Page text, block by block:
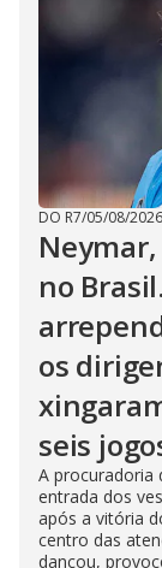
DO R7/05/08/2026
no
os
seis
A procuradoria
entrada dos
após a vitória
centro das
dançou,